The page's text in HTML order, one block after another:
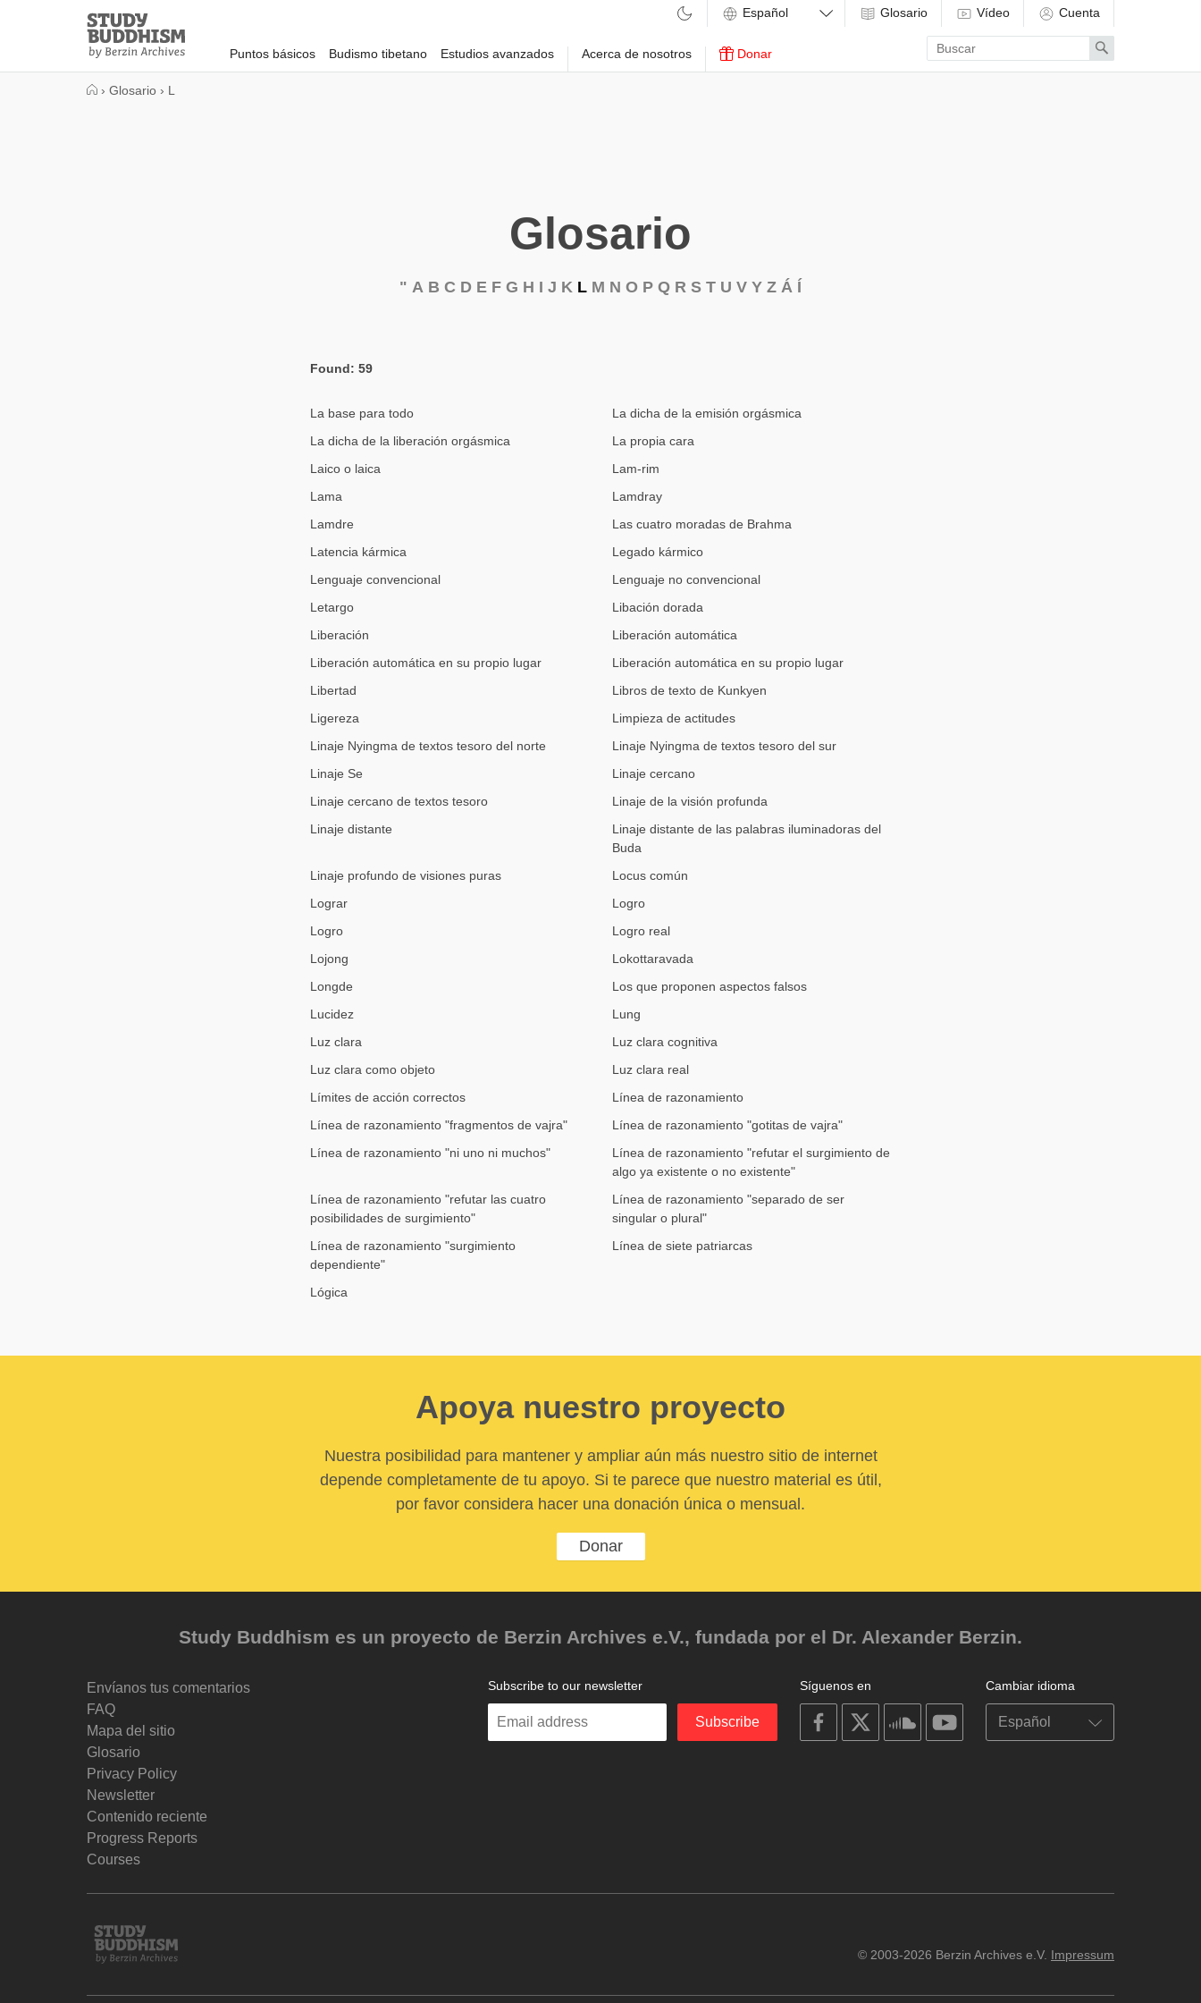
Study
Buddhism
Home
Puntos básicos Budismo tibetano Estudios avanzados Acerca de nosotros Donar
Glosario Vídeo Cuenta
Enter
search
term
Search
› Glosario › L
Glosario
" A B C D E F G H I J K L M N O P Q R S T U V Y Z Á Í
Found: 59
La base para todo
La dicha de la emisión orgásmica
La dicha de la liberación orgásmica
La propia cara
Laico o laica
Lam-rim
Lama
Lamdray
Lamdre
Las cuatro moradas de Brahma
Latencia kármica
Legado kármico
Lenguaje convencional
Lenguaje no convencional
Letargo
Libación dorada
Liberación
Liberación automática
Liberación automática en su propio lugar
Liberación automática en su propio lugar
Libertad
Libros de texto de Kunkyen
Ligereza
Limpieza de actitudes
Linaje Nyingma de textos tesoro del norte
Linaje Nyingma de textos tesoro del sur
Linaje Se
Linaje cercano
Linaje cercano de textos tesoro
Linaje de la visión profunda
Linaje distante
Linaje distante de las palabras iluminadoras del
Buda
Linaje profundo de visiones puras
Locus común
Lograr
Logro
Logro
Logro real
Lojong
Lokottaravada
Longde
Los que proponen aspectos falsos
Lucidez
Lung
Luz clara
Luz clara cognitiva
Luz clara como objeto
Luz clara real
Límites de acción correctos
Línea de razonamiento
Línea de razonamiento "fragmentos de vajra"
Línea de razonamiento "gotitas de vajra"
Línea de razonamiento "ni uno ni muchos"
Línea de razonamiento "refutar el surgimiento de
algo ya existente o no existente"
Línea de razonamiento "refutar las cuatro
posibilidades de surgimiento"
Línea de razonamiento "separado de ser
singular o plural"
Línea de razonamiento "surgimiento
dependiente"
Línea de siete patriarcas
Lógica
Apoya nuestro proyecto
Nuestra posibilidad para mantener y ampliar aún más nuestro sitio de internet
depende completamente de tu apoyo. Si te parece que nuestro material es útil,
por favor considera hacer una donación única o mensual.
Donar
Study Buddhism es un proyecto de Berzin Archives e.V., fundada por el Dr. Alexander Berzin.
Envíanos tus comentarios
FAQ
Mapa del sitio
Glosario
Privacy Policy
Newsletter
Contenido reciente
Progress Reports
Courses
Cambiar idioma
Síguenos en
on
facebook
soundcloudyoutube
Subscribe to our newsletter
Enter
Subscribe
Study
Buddhism
© 2003-2026 Berzin Archives e.V. Impressum